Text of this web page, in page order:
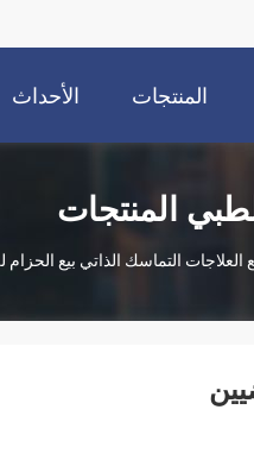
المنتجات الأحداث
المنتجات
العلاجات التماسك الذاتي بيع الحزام